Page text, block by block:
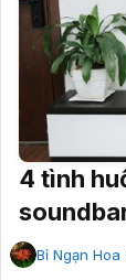
4 tình
Bỉ Ngạn Hoa